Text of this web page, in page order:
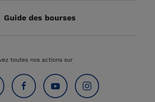
Guide des bourses
toutes nos actions sur